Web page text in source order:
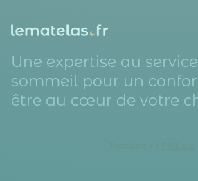
Une expertise au
sommeil pour un
être au cœur de votre